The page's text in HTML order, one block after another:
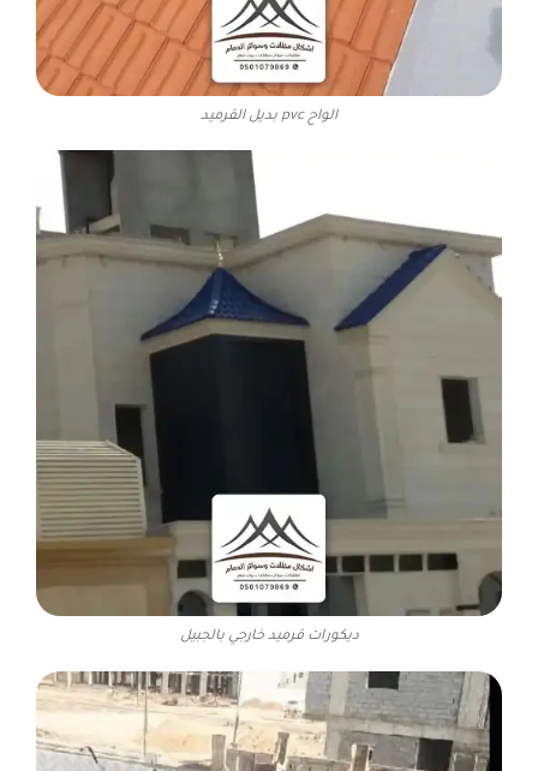
الواح pvc بديل القرميد
ديكورات قرميد خارجي بالجبيل